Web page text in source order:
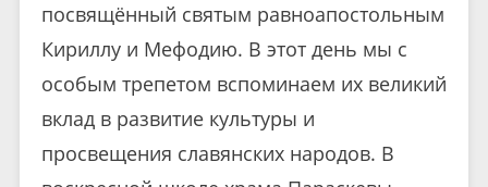
посвящённый святым равноапостольным
Кириллу и Мефодию. В этот день мы с
особым трепетом вспоминаем их великий
вклад в развитие культуры и
просвещения славянских народов. В